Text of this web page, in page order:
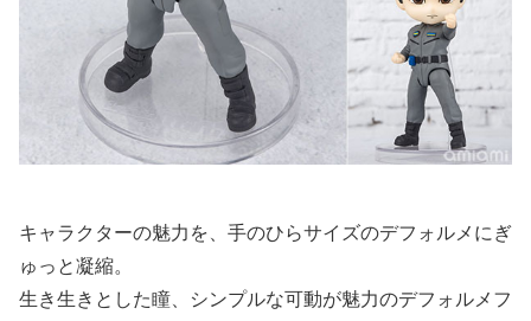
キャラクターの魅力を、手のひらサイズのデフォルメにぎ
ゅっと凝縮。
生き生きとした瞳、シンプルな可動が魅力のデフォルメフ